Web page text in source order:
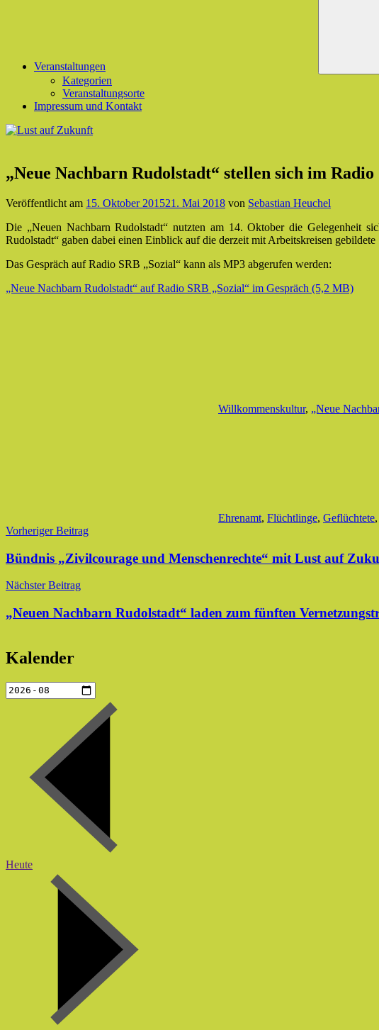
Veranstaltungen
Kategorien
Veranstaltungsorte
Impressum und Kontakt
„Neue Nachbarn Rudolstadt“ stellen sich im
Veröffentlicht am 15. Oktober 201521. Mai 2018 von Sebastian Heuchel
Die „Neuen Nachbarn Rudolstadt“ nutzten am 14. Oktober die Gelegenheit
Rudolstadt“ gaben dabei einen Einblick auf die derzeit mit Arbeitskreisen
Das Gespräch auf Radio SRB „Sozial“ kann als MP3 abgerufen werden:
„Neue Nachbarn Rudolstadt“ auf Radio SRB „Sozial“ im Gespräch (5,2 MB)
Willkommenskultur, „Neue
Ehrenamt, Flüchtlinge, Geflüchtete,
Beitragsnavigation
Vorheriger Beitrag
Bündnis „Zivilcourage und Menschenrechte“ mit Lust auf
Nächster Beitrag
„Neuen Nachbarn Rudolstadt“ laden zum fünften
Kalender
Heute